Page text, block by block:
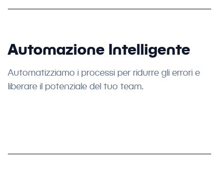
Automazione Intelligente
Automatizziamo i processi per ridurre gli errori e
liberare il potenziale del tuo team.